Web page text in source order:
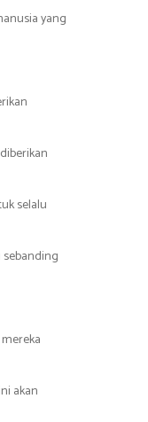
yang
selalu
sebanding
akan